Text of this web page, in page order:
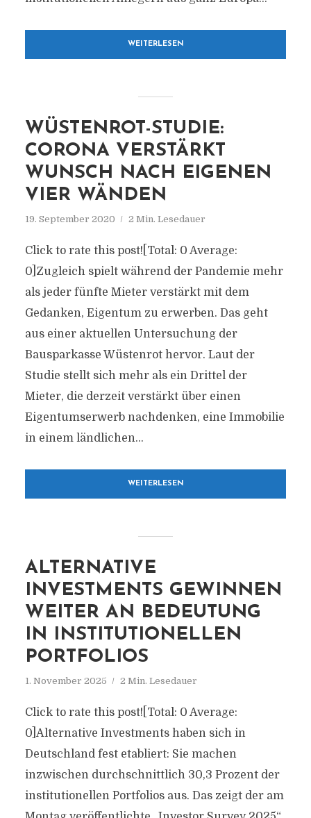
WEITERLESEN
WÜSTENROT-STUDIE:
CORONA VERSTÄRKT
WUNSCH NACH EIGENEN
VIER WÄNDEN
19. September 2020 2 Min. Lesedauer
Click to rate this post![Total: 0 Average:
0]Zugleich spielt während der Pandemie mehr
als jeder fünfte Mieter verstärkt mit dem
Gedanken, Eigentum zu erwerben. Das geht
aus einer aktuellen Untersuchung der
Bausparkasse Wüstenrot hervor. Laut der
Studie stellt sich mehr als ein Drittel der
Mieter, die derzeit verstärkt über einen
Eigentumserwerb nachdenken, eine Immobilie
in einem ländlichen...
WEITERLESEN
ALTERNATIVE
INVESTMENTS GEWINNEN
WEITER AN BEDEUTUNG
IN INSTITUTIONELLEN
PORTFOLIOS
1. November 2025 2 Min. Lesedauer
Click to rate this post![Total: 0 Average:
0]Alternative Investments haben sich in
Deutschland fest etabliert: Sie machen
inzwischen durchschnittlich 30,3 Prozent der
institutionellen Portfolios aus. Das zeigt der am